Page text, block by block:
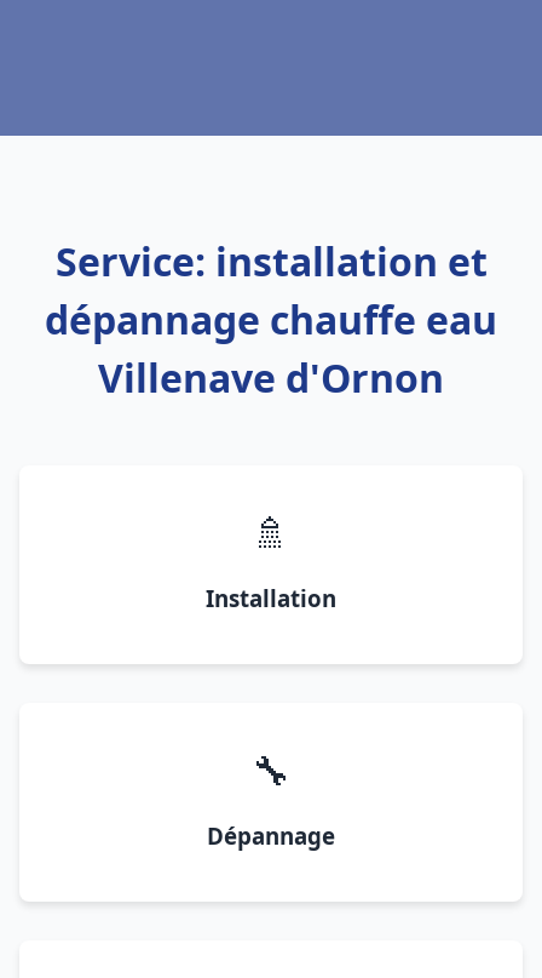
Service: installation et
dépannage chauffe eau
Villenave d'Ornon
🚿
Installation
🔧
Dépannage